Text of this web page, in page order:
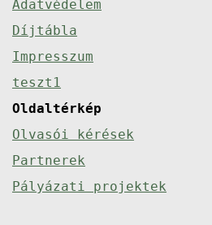
Adatvédelem
Díjtábla
Impresszum
teszt1
Oldaltérkép
Olvasói kérések
Partnerek
Pályázati projektek